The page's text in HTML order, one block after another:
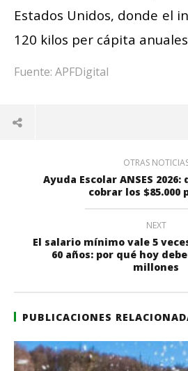
Estados Unidos, donde el
120 kilos per cápita
Fuente: APFDigital
OTRAS
Ayuda Escolar ANSES
cobrar los $85.000
NEXT
El salario mínimo vale 5
60 años: por qué hoy
millones
PUBLICACIONES